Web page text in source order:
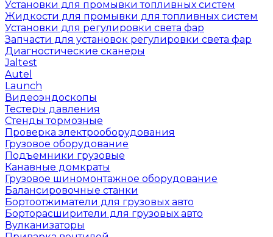
Установки для промывки топливных систем
Жидкости для промывки для топливных систем
Установки для регулировки света фар
Запчасти для установок регулировки света фар
Диагностические сканеры
Jaltest
Autel
Launch
Видеоэндоскопы
Тестеры давления
Стенды тормозные
Проверка электрооборудования
Грузовое оборудование
Подъемники грузовые
Канавные домкраты
Грузовое шиномонтажное оборудование
Балансировочные станки
Бортоотжиматели для грузовых авто
Борторасширители для грузовых авто
Вулканизаторы